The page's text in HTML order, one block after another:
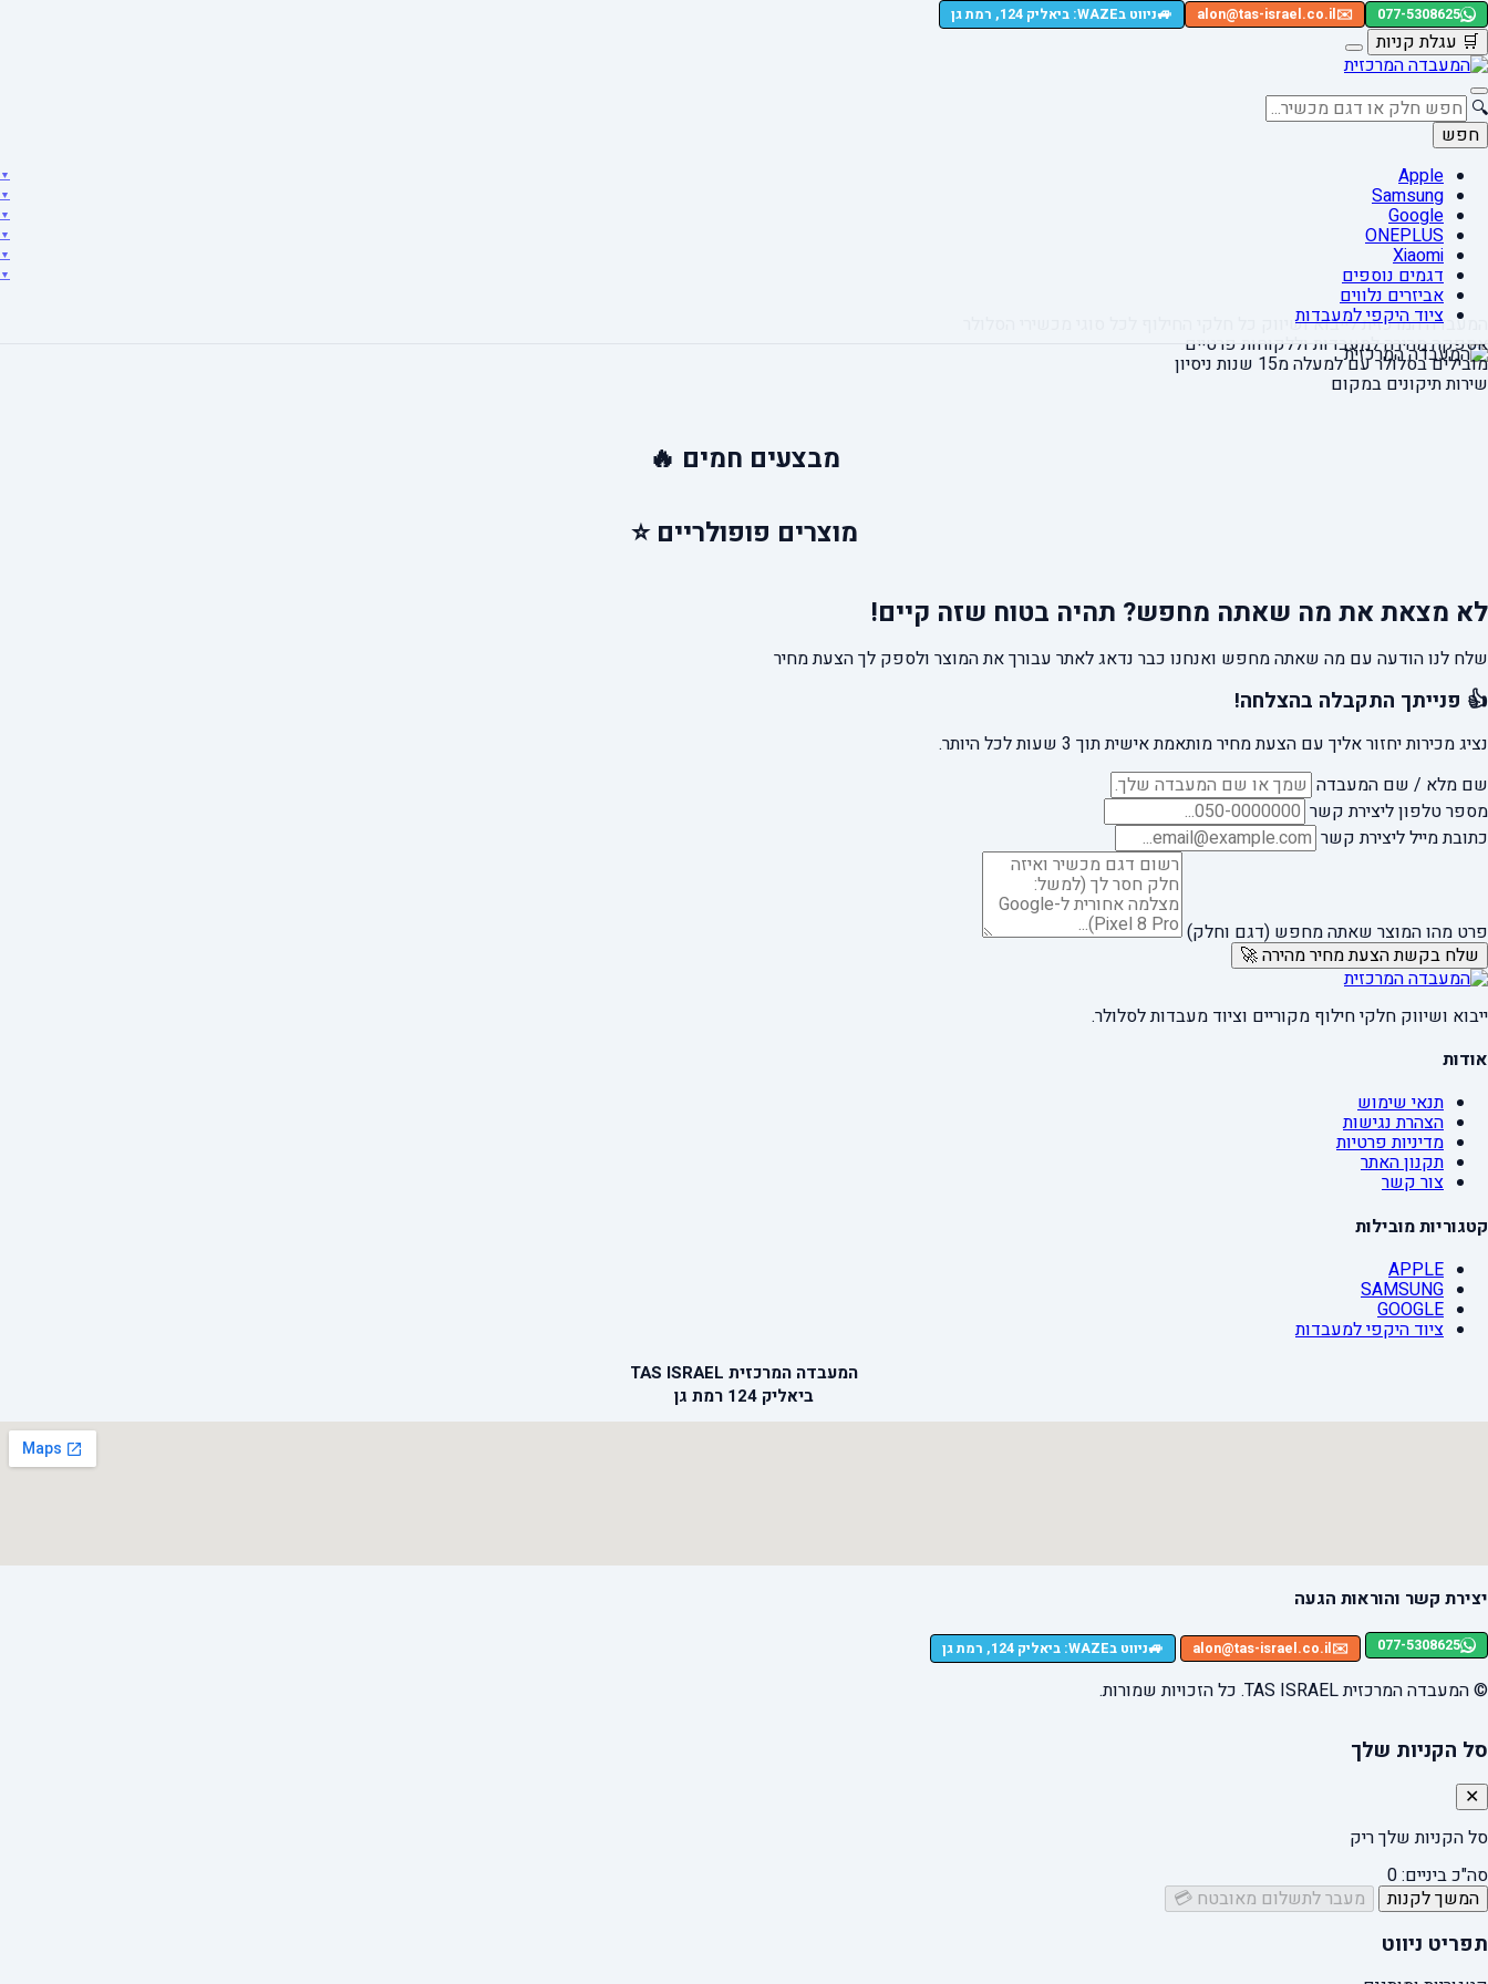
077-5308625
✉️
alon@tas-israel.co.il
🚙ניווט בWAZE: ביאליק 124, רמת גן
🛒 עגלת קניות
🔍
חפש
Apple
Samsung
Google
ONEPLUS
Xiaomi
דגמים נוספים
אביזרים נלווים
ציוד היקפי למעבדות
המעבדה המרכזית לייבוא ושיווק כל חלקי החילוף
אספקה מהירהלמעבדות וללקוחות פרטיים
מובילים בסלולר עם למעלה מ15 שנות ניסיון
שירות תיקונים במקום
מבצעים חמים 🔥
מוצרים פופולריים ⭐
לא מצאת את מה שאתה מחפש? תהיה בטוח שזה קיים!
שלח לנו הודעה עם מה שאתה מחפש ואנחנו כבר נדאג לאתר עבורך את המוצר ולספק לך הצעת מחיר
👍 פנייתך התקבלה בהצלחה!
נציג מכירות יחזור אליך עם הצעת מחיר מותאמת אישית תוך 3 שעות לכל היותר.
שם מלא / שם המעבדה
מספר טלפון ליצירת קשר
כתובת מייל ליצירת קשר
פרט מהו המוצר שאתה מחפש (דגם וחלק)
שלח בקשת הצעת מחיר מהירה 🚀
ייבוא ושיווק חלקי חילוף מקוריים וציוד מעבדות לסלולר.
אודות
תנאי שימוש
הצהרת נגישות
מדיניות פרטיות
תקנון האתר
צור קשר
קטגוריות מובילות
APPLE
SAMSUNG
GOOGLE
ציוד היקפי למעבדות
המעבדה המרכזית TAS ISRAEL
ביאליק 124 רמת גן
יצירת קשר והוראות הגעה
077-5308625
✉️
alon@tas-israel.co.il
🚙ניווט בWAZE: ביאליק 124, רמת גן
© המעבדה המרכזית TAS ISRAEL. כל הזכויות שמורות.
סל הקניות שלך
✕
סל הקניות שלך ריק
סה"כ ביניים:0
המשך לקנות
מעבר לתשלום מאובטח 💳
תפריט ניווט